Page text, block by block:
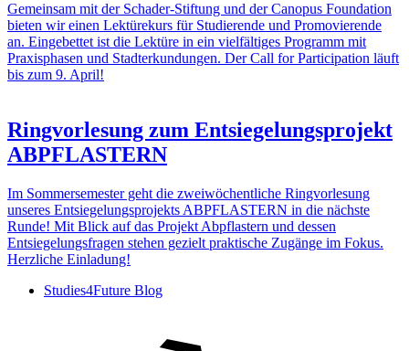
Gemeinsam mit der Schader-Stiftung und der Canopus Foundation
bieten wir einen Lektürekurs für Studierende und Promovierende
an. Eingebettet ist die Lektüre in ein vielfältiges Programm mit
Praxisphasen und Stadterkundungen. Der Call for Participation läuft
bis zum 9. April!
Ringvorlesung zum Entsiegelungsprojekt
ABPFLASTERN
Im Sommersemester geht die zweiwöchentliche Ringvorlesung
unseres Entsiegelungsprojekts ABPFLASTERN in die nächste
Runde! Mit Blick auf das Projekt Abpflastern und dessen
Entsiegelungsfragen stehen gezielt praktische Zugänge im Fokus.
Herzliche Einladung!
Studies4Future Blog